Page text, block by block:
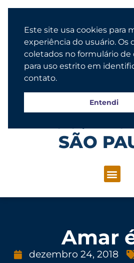
SÃO
Amar
dezembro 24, 2018
Este site usa cookies para
experiência do usuário. Os
coletados no formulário de
para uso estrito em
contato.
Entendi